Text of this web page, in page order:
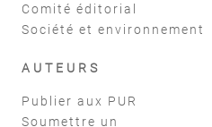
Comité éditorial
Société et environnement
AUTEURS
Publier aux PUR
Soumettre un